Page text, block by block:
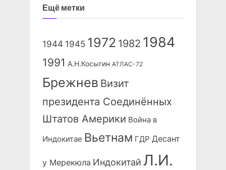
Ещё метки
1944 1945 1972 1982 1984
1991 А.Н.Косыгин АТЛАС-72
Брежнев Визит
президента Соединённых
Штатов Америки Война в
Индокитае Вьетнам ГДР Десант
у Мерекюла Индокитай Л.И.